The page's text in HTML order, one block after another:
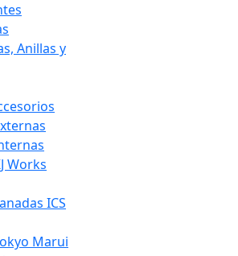
Anillas y
Works
ICS
Marui